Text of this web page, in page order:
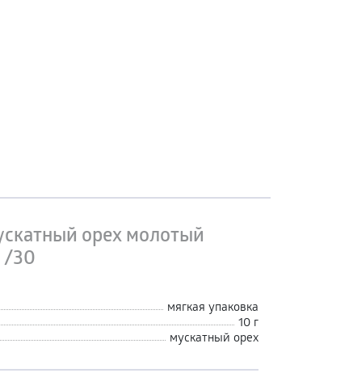
орех молотый
/30
мягкая упаковка
10 г
мускатный орех